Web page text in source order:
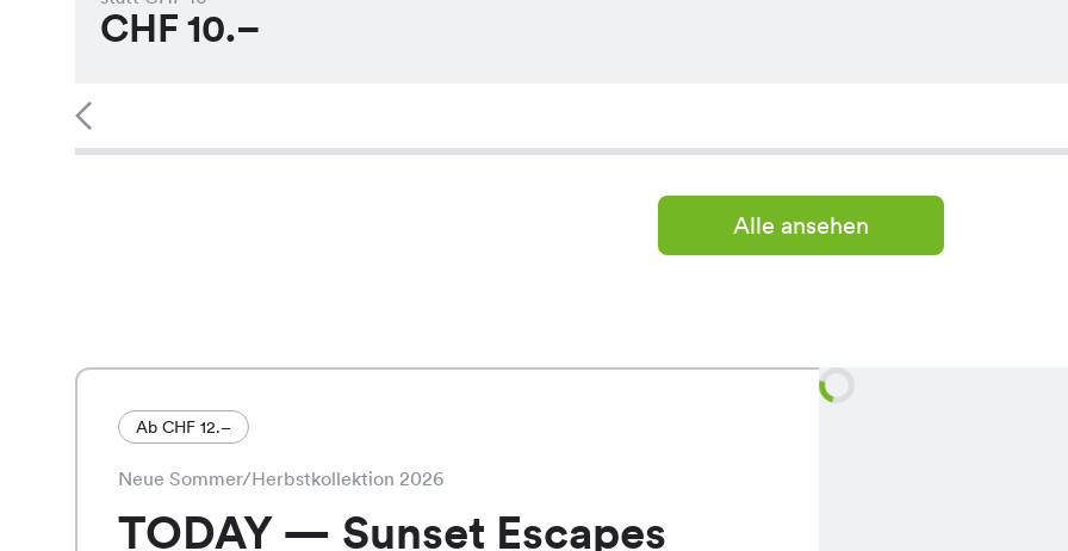
CHF 10.–
Alle ansehen
Ab CHF 12.–
Neue Sommer/Herbstkollektion 2026
TODAY — Sunset Escapes